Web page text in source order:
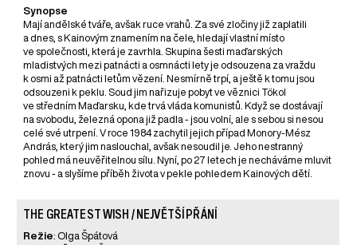
Synopse
Mají andělské tváře, avšak ruce vrahů. Za své zločiny již zaplatili
a dnes, s Kainovým znamením na čele, hledají vlastní místo
ve společnosti, která je zavrhla. Skupina šesti maďarských
mladistvých mezi patnácti a osmnácti lety je odsouzena za vraždu
k osmi až patnácti letům vězení. Nesmírně trpí, a ještě k tomu jsou
odsouzeni k peklu. Soud jim nařizuje pobyt ve věznici Tökol
ve středním Maďarsku, kde trvá vláda komunistů. Když se dostávají
na svobodu, železná opona již padla - jsou volní, ale s sebou si nesou
celé své utrpení. V roce 1984 zachytil jejich případ Monory-Mész
András, který jim naslouchal, avšak nesoudil je. Jeho nestranný
pohled má neuvěřitelnou sílu. Nyní, po 27 letech je necháváme mluvit
znovu - a slyšíme příběh života v pekle pohledem Kainových dětí.
THE GREATEST WISH / NEJVĚTŠÍ PŘÁNÍ
Režie: Olga Špátová